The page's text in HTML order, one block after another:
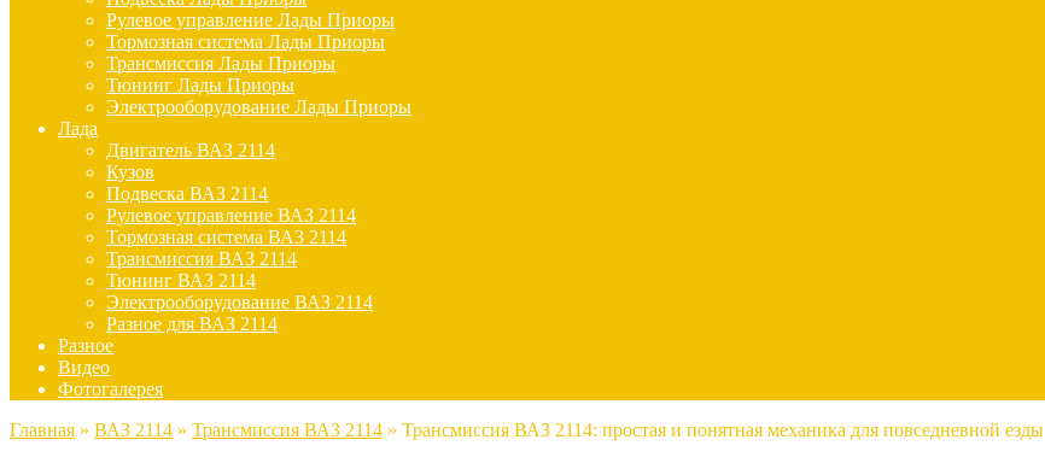
Рулевое управление Лады Приоры
Тормозная система Лады Приоры
Трансмиссия Лады Приоры
Тюнинг Лады Приоры
Электрооборудование Лады Приоры
Лада
Двигатель ВАЗ 2114
Кузов
Подвеска ВАЗ 2114
Рулевое управление ВАЗ 2114
Тормозная система ВАЗ 2114
Трансмиссия ВАЗ 2114
Тюнинг ВАЗ 2114
Электрооборудование ВАЗ 2114
Разное для ВАЗ 2114
Разное
Видео
Фотогалерея
Главная » ВАЗ 2114 » Трансмиссия ВАЗ 2114 » Трансмиссия ВАЗ 2114: простая и понятная механика для повседневной езды